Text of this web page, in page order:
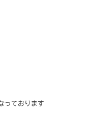
ております